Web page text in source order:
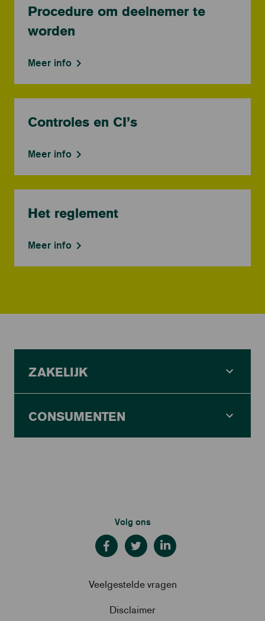
Procedure om deelnemer te
worden
Meer info
Controles en CI’s
Meer info
Het reglement
Meer info
ZAKELIJK
CONSUMENTEN
Volg ons
Veelgestelde vragen
Disclaimer